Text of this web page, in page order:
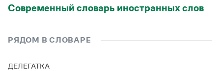
Современный словарь иностранных слов
РЯДОМ В СЛОВАРЕ
ДЕЛЕГАТКА